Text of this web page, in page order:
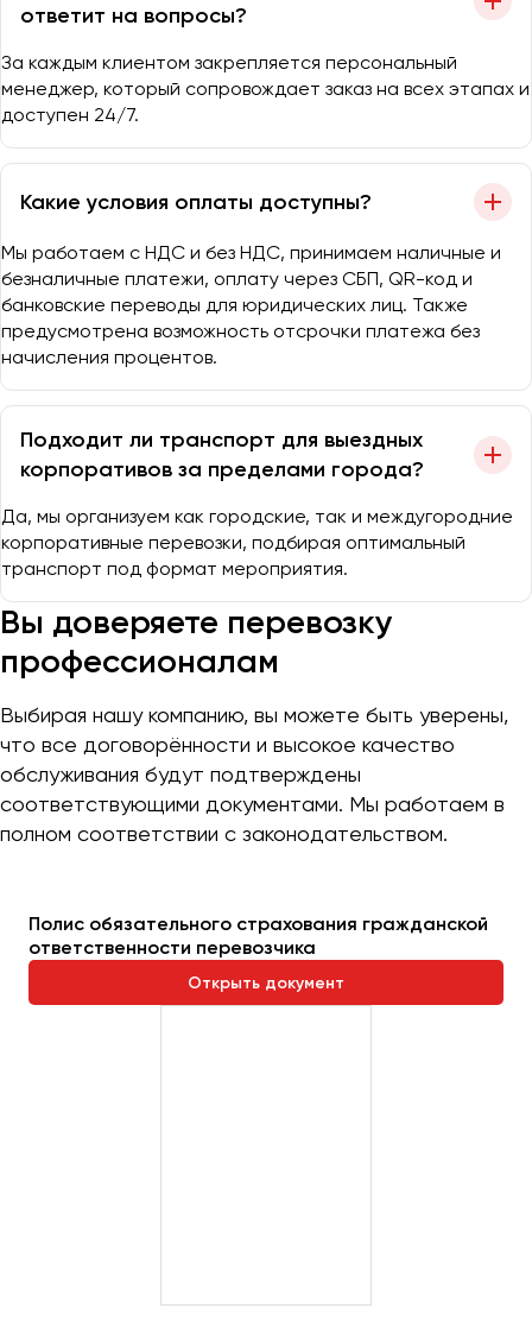
ответит на вопросы?
За каждым клиентом закрепляется персональный
менеджер, который сопровождает заказ на всех этапах и
доступен 24/7.
Какие условия оплаты доступны?
Мы работаем с НДС и без НДС, принимаем наличные и
безналичные платежи, оплату через СБП, QR-код и
банковские переводы для юридических лиц. Также
предусмотрена возможность отсрочки платежа без
начисления процентов.
Подходит ли транспорт для выездных
корпоративов за пределами города?
Да, мы организуем как городские, так и междугородние
корпоративные перевозки, подбирая оптимальный
транспорт под формат мероприятия.
Вы доверяете перевозку
профессионалам
Выбирая нашу компанию, вы можете быть уверены,
что все договорённости и высокое качество
обслуживания будут подтверждены
соответствующими документами. Мы работаем в
полном соответствии с законодательством.
Полис обязательного страхования гражданской
ответственности перевозчика
Открыть документ